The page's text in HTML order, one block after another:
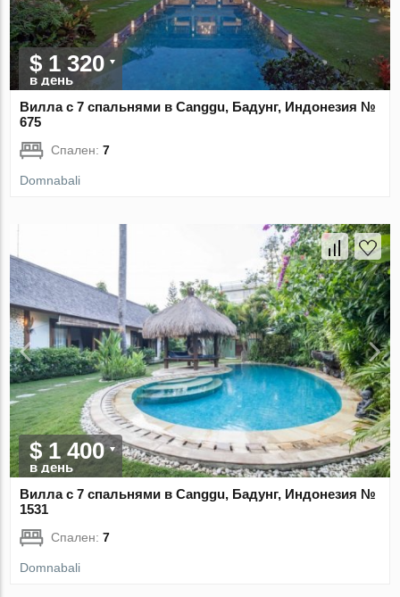
$ 1 320
в день
Вилла с 7 спальнями в Canggu, Бадунг, Индонезия №
675
Спален:7
Domnabali
$ 1 400
в день
Вилла с 7 спальнями в Canggu, Бадунг, Индонезия №
1531
Спален:7
Domnabali